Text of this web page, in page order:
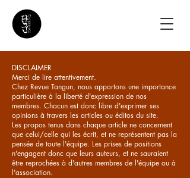
DISCLAIMER
Merci de lire attentivement.
Chez Revue Tangun, nous apportons une importance
particulière à la liberté d'expression de nos
membres. Chacun est donc libre d'exprimer ses
opinions à travers les articles ou éditos du site.
Les propos tenus dans chaque article ne concernent
que celui/celle qui les écrit, et ne représentent pas la
pensée de toute l'équipe. Les prises de positions
n'engagent donc que leurs auteurs, et ne sauraient
être reprochées à d'autres membres de l'équipe ou à
l'association.